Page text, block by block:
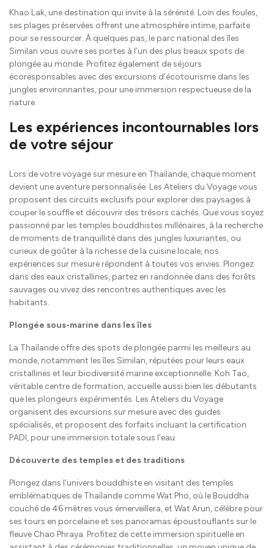
Khao Lak, une destination qui invite à la sérénité. Loin des foules,
ses plages préservées offrent une atmosphère intime, parfaite
pour se ressourcer. À quelques pas, le parc national des îles
Similan vous ouvre ses portes à l’un des plus beaux spots de
plongée au monde. Profitez également de séjours
écoresponsables avec des excursions d’écotourisme dans les
jungles environnantes, pour une immersion respectueuse de la
nature.
Les expériences incontournables lors
de votre séjour
Lors de votre voyage sur mesure en Thaïlande, chaque moment
devient une aventure personnalisée. Les Ateliers du Voyage vous
proposent des circuits exclusifs pour explorer des paysages à
couper le souffle et découvrir des trésors cachés. Que vous soyez
passionné par les temples bouddhistes millénaires, à la recherche
de moments de tranquillité dans des jungles luxuriantes, ou
curieux de goûter à la richesse de la cuisine locale, nos
expériences sur mesure répondent à toutes vos envies. Plongez
dans des eaux cristallines, partez en randonnée dans des forêts
sauvages ou vivez des rencontres authentiques avec les
habitants.
Plongée sous-marine dans les îles
La Thaïlande offre des spots de plongée parmi les meilleurs au
monde, notamment les îles Similan, réputées pour leurs eaux
cristallines et leur biodiversité marine exceptionnelle. Koh Tao,
véritable centre de formation, accueille aussi bien les débutants
que les plongeurs expérimentés. Les Ateliers du Voyage
organisent des excursions sur mesure avec des guides
spécialisés, et proposent des forfaits incluant la certification
PADI, pour une immersion totale sous l’eau.
Découverte des temples et des traditions
Plongez dans l’univers bouddhiste en visitant des temples
emblématiques de Thaïlande comme Wat Pho, où le Bouddha
couché de 46 mètres vous émerveillera, et Wat Arun, célèbre pour
ses tours en porcelaine et ses panoramas époustouflants sur le
fleuve Chao Phraya. Profitez de cette immersion spirituelle en